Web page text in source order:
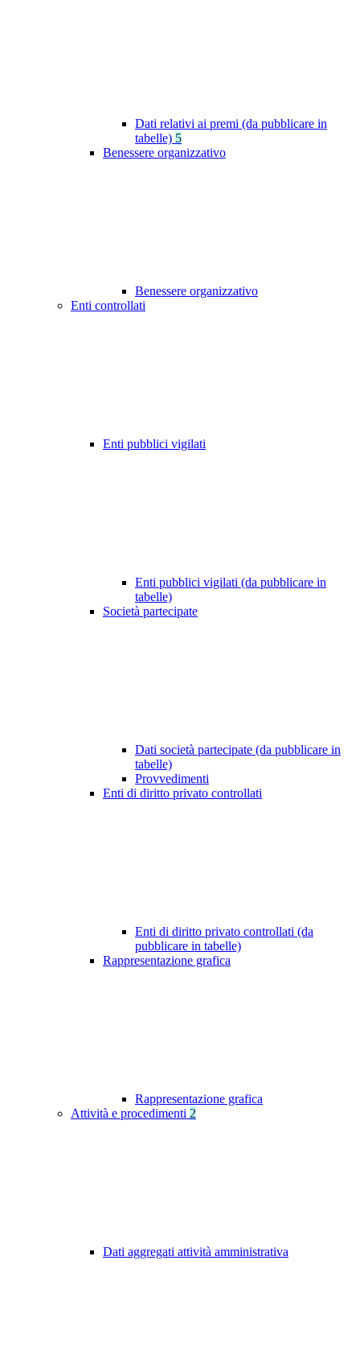
Dati relativi ai premi (da pubblicare in
tabelle) 5
Benessere organizzativo
Benessere organizzativo
Enti controllati
Enti pubblici vigilati
Enti pubblici vigilati (da pubblicare in
tabelle)
Società partecipate
Dati società partecipate (da pubblicare in
tabelle)
Provvedimenti
Enti di diritto privato controllati
Enti di diritto privato controllati (da
pubblicare in tabelle)
Rappresentazione grafica
Rappresentazione grafica
Attività e procedimenti 2
Dati aggregati attività amministrativa